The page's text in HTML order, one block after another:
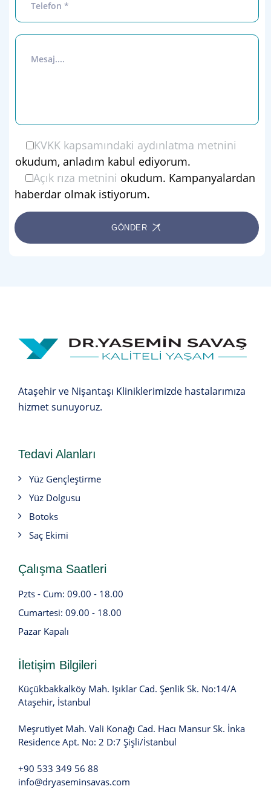
KVKK kapsamındaki aydınlatma metnini
okudum, anladım kabul ediyorum.
Açık rıza metnini okudum. Kampanyalardan
haberdar olmak istiyorum.
GÖNDER
Ataşehir ve Nişantaşı Kliniklerimizde hastalarımıza
hizmet sunuyoruz.
Tedavi Alanları
Yüz Gençleştirme
Yüz Dolgusu
Botoks
Saç Ekimi
Çalışma Saatleri
Pzts - Cum: 09.00 - 18.00
Cumartesi: 09.00 - 18.00
Pazar Kapalı
İletişim Bilgileri
Küçükbakkalköy Mah. Işıklar Cad. Şenlik Sk. No:14/A
Ataşehir, İstanbul
Meşrutiyet Mah. Vali Konağı Cad. Hacı Mansur Sk. İnka
Residence Apt. No: 2 D:7 Şişli/İstanbul
+90 533 349 56 88
info@dryaseminsavas.com